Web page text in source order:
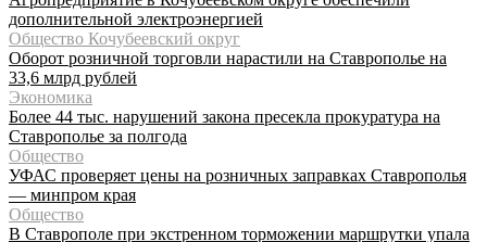
дополнительной электроэнергией
Общество Кочубеевский округ
Оборот розничной торговли нарастили на Ставрополье на
33,6 млрд рублей
Экономика
Более 44 тыс. нарушений закона пресекла прокуратура на
Ставрополье за полгода
Общество
УФАС проверяет цены на розничных заправках Ставрополья
— минпром края
Общество
В Ставрополе при экстренном торможении маршрутки упала